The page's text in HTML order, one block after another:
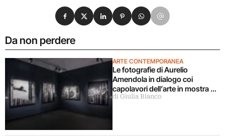
Da non perdere
ARTE CONTEMPORANEA
Le fotografie di Aurelio
Amendola in dialogo coi
capolavori dell’arte in mostra a
Milano
di Giulia Bianco
Condividi su Facebook
Condividi su X
Condividi su LinkedIn
Condividi su Pinterest
Condividi su WhatsApp
Condividi su Email